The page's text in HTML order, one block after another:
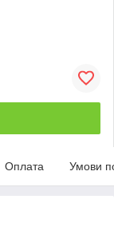
Оплата Умови